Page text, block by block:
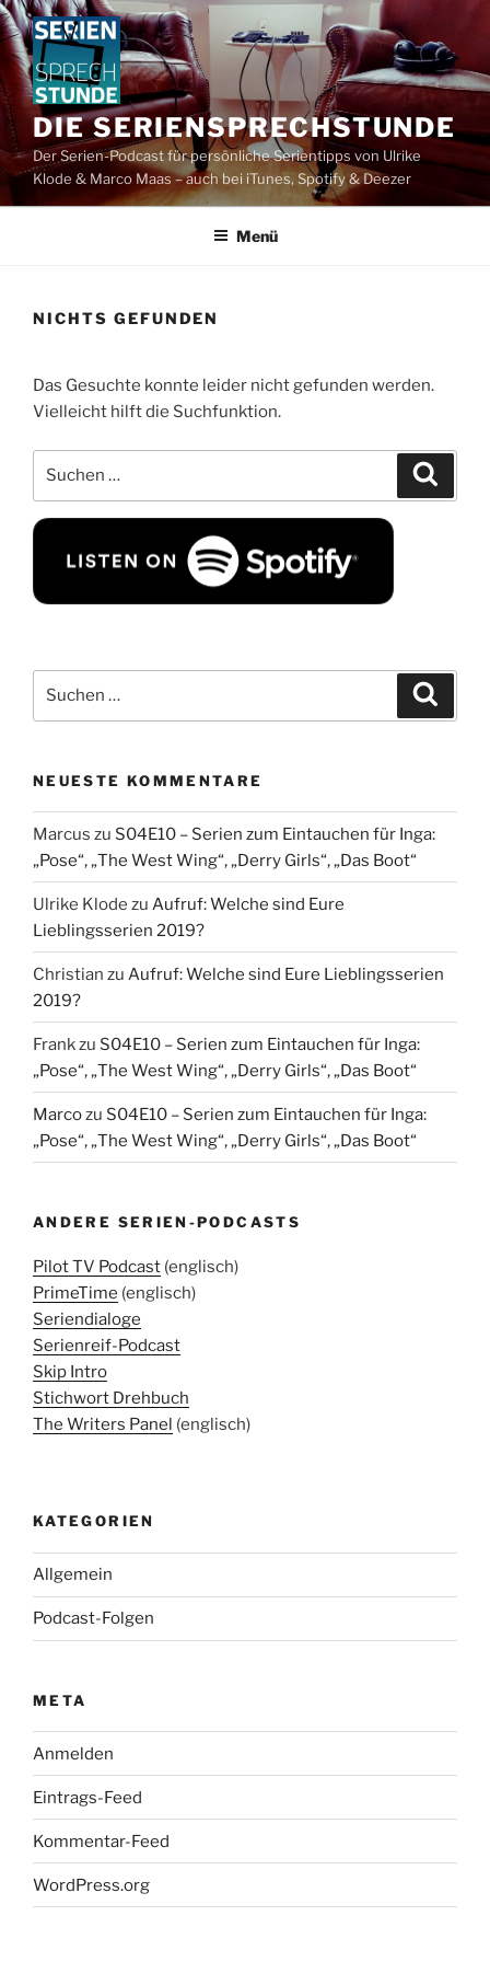
Zum
Inhalt
springen
DIE SERIENSPRECHSTUNDE
Der Serien-Podcast für persönliche Serientipps von Ulrike
Klode & Marco Maas – auch bei iTunes, Spotify & Deezer
Menü
NICHTS GEFUNDEN
Das Gesuchte konnte leider nicht gefunden werden.
Vielleicht hilft die Suchfunktion.
nach:
nach:
NEUESTE KOMMENTARE
Marcus zu S04E10 – Serien zum Eintauchen für Inga:
„Pose“, „The West Wing“, „Derry Girls“, „Das Boot“
Ulrike Klode zu Aufruf: Welche sind Eure
Lieblingsserien 2019?
Christian zu Aufruf: Welche sind Eure Lieblingsserien
2019?
Frankzu S04E10 – Serien zum Eintauchen für Inga:
„Pose“, „The West Wing“, „Derry Girls“, „Das Boot“
Marcozu S04E10 – Serien zum Eintauchen für Inga:
„Pose“, „The West Wing“, „Derry Girls“, „Das Boot“
ANDERE SERIEN-PODCASTS
Pilot TV Podcast (englisch)
PrimeTime (englisch)
Seriendialoge
Serienreif-Podcast
Skip Intro
Stichwort Drehbuch
The Writers Panel (englisch)
KATEGORIEN
Allgemein
Podcast-Folgen
META
Anmelden
Eintrags-Feed
Kommentar-Feed
WordPress.org